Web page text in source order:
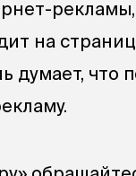
на
думает, что